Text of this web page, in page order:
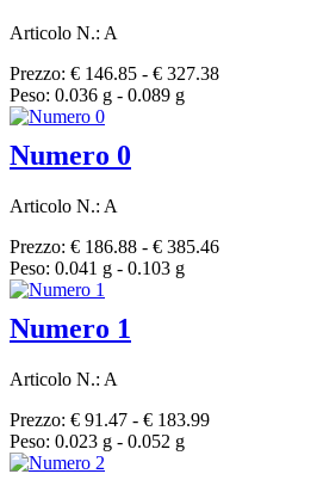
Articolo N.: A
Prezzo: € 146.85 - € 327.38
Peso: 0.036 g - 0.089 g
Numero 0
Articolo N.: A
Prezzo: € 186.88 - € 385.46
Peso: 0.041 g - 0.103 g
Numero 1
Articolo N.: A
Prezzo: € 91.47 - € 183.99
Peso: 0.023 g - 0.052 g